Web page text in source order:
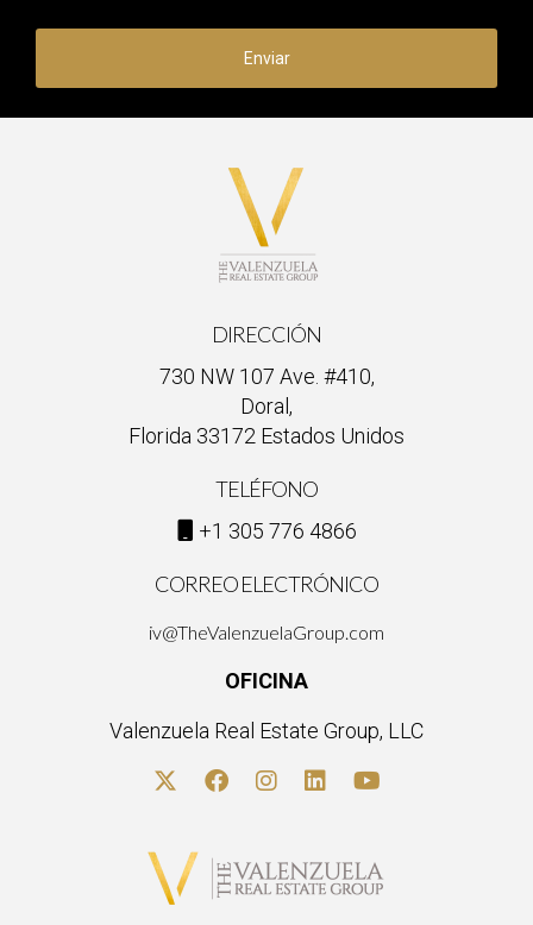
Enviar
DIRECCIÓN
730 NW 107 Ave. #410,
Doral,
Florida 33172 Estados Unidos
TELÉFONO
+1 305 776 4866
CORREO ELECTRÓNICO
iv@TheValenzuelaGroup.com
OFICINA
Valenzuela Real Estate Group, LLC